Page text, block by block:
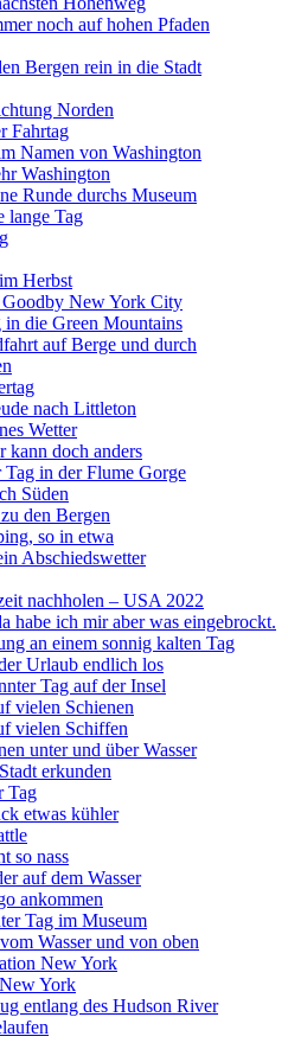
noch auf hohen Pfaden
Bergen rein in die Stadt
Norden
Fahrtag
Namen von Washington
Washington
Runde durchs Museum
lange Tag
Herbst
New York City
die Green Mountains
auf Berge und durch
nach Littleton
Wetter
kann doch anders
in der Flume Gorge
Süden
den Bergen
so in etwa
Abschiedswetter
nachholen – USA 2022
habe ich mir aber was eingebrockt.
an einem sonnig kalten Tag
Urlaub endlich los
Tag auf der Insel
vielen Schienen
vielen Schiffen
unter und über Wasser
erkunden
Tag
etwas kühler
so nass
auf dem Wasser
ankommen
Tag im Museum
Wasser und von oben
New York
York
entlang des Hudson River